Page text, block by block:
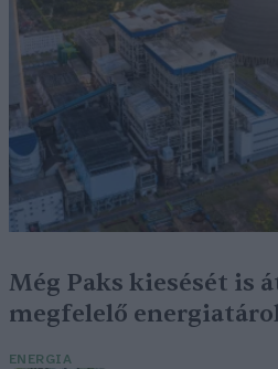
Még Paks kiesését is
megfelelő
ENERGIA